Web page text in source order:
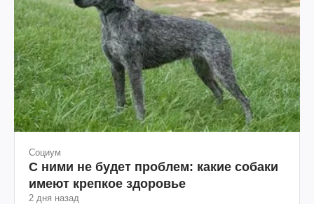
Социум
С ними не будет проблем: какие собаки
имеют крепкое здоровье
2 дня назад